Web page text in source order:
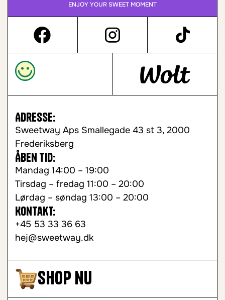
Shop nu
Adresse:
Sweetway Aps Smallegade 43 st 3, 2000
Frederiksberg
Åben tid:
Mandag 14:00 – 19:00
Tirsdag – fredag 11:00 – 20:00
Lørdag – søndag 13:00 – 20:00
Kontakt:
+45 53 33 36 63
hej@sweetway.dk
ENJOY YOUR SWEET MOMENT